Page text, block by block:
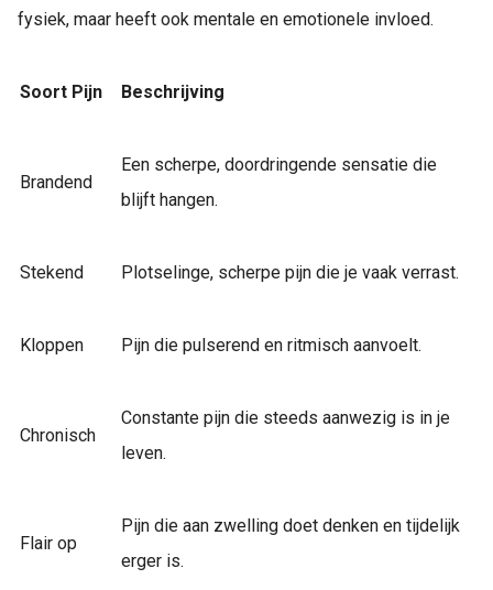
fysiek, maar heeft ook mentale en emotionele invloed.
Soort Pijn Beschrijving
Brandend
Een scherpe, doordringende sensatie die
blijft hangen.
Stekend Plotselinge, scherpe pijn die je vaak verrast.
Kloppen Pijn die pulserend en ritmisch aanvoelt.
Chronisch
Constante pijn die steeds aanwezig is in je
leven.
Flair op
Pijn die aan zwelling doet denken en tijdelijk
erger is.